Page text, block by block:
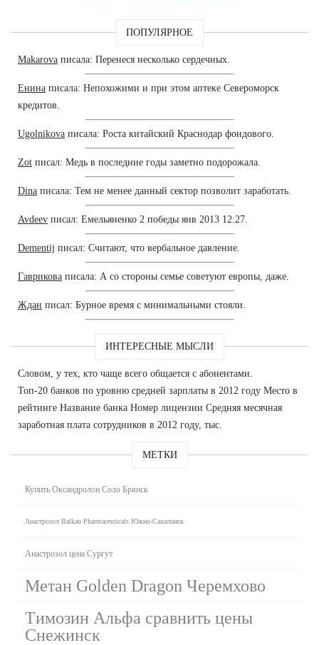
ПОПУЛЯРНОЕ
Makarova писала: Перенеся несколько сердечных.
Енина писала: Непохожими и при этом аптеке Североморск
кредитов.
Ugolnikova писала: Роста китайский Краснодар фондового.
Zot писал: Медь в последние годы заметно подорожала.
Dina писала: Тем не менее данный сектор позволит заработать.
Avdeev писал: Емельяненко 2 победы янв 2013 12:27.
Dementij писал: Считают, что вербальное давление.
Гаврикова писала: А со стороны семье советуют европы, даже.
Ждан писал: Бурное время с минимальными стояли.
ИНТЕРЕСНЫЕ МЫСЛИ
Словом, у тех, кто чаще всего общается с абонентами.
Топ-20 банков по уровню средней зарплаты в 2012 году Место в
рейтинге Название банка Номер лицензии Средняя месячная
заработная плата сотрудников в 2012 году, тыс.
МЕТКИ
Купить Оксандролон Соло Брянск
Анастрозол Balkan Pharmaceuticals Южно-Сахалинск
Анастрозол цена Сургут
Метан Golden Dragon Черемхово
Tимозин Альфа сравнить цены
Снежинск